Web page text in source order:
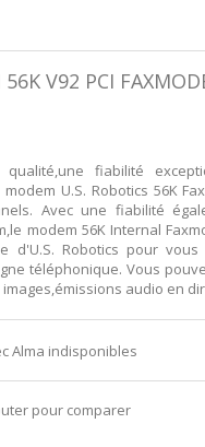
V92 PCI
fiabilité
U.S. Robotics 56K
Avec une fiabilité
modem 56K Internal
d'U.S. Robotics pour
téléphonique. Vous
audio en
Alma indisponibles
pour comparer